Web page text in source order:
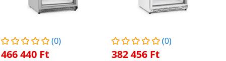
(0)
466 440 Ft
(0)
382 456 Ft